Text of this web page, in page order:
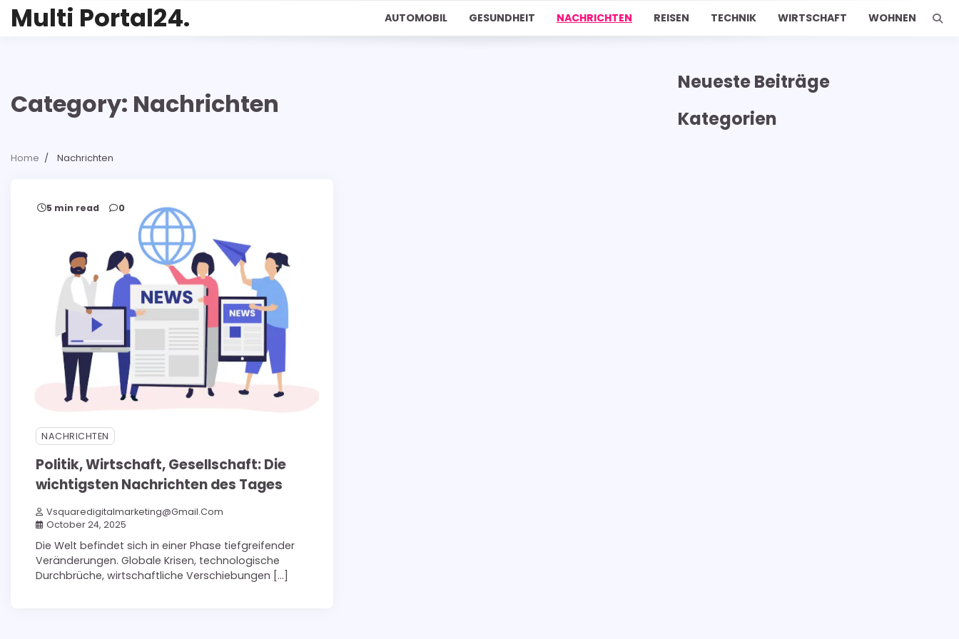
SkipMulti Portal24. AUTOMOBIL GESUNDHEIT NACHRICHTEN REISEN TECHNIK WIRTSCHAFT WOHNEN
Category: Nachrichten
Home Nachrichten
5 min read 0
NACHRICHTEN
Politik, Wirtschaft, Gesellschaft: Die
wichtigsten Nachrichten des Tages
Vsquaredigitalmarketing@gmail.com
October 24, 2025
Die Welt befindet sich in einer Phase tiefgreifender
Veränderungen. Globale Krisen, technologische
Durchbrüche, wirtschaftliche Verschiebungen […]
Neueste Beiträge
Kategorien